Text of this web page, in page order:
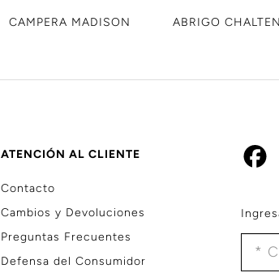
CAMPERA MADISON ABRIGO CHALTEN
ATENCIÓN AL CLIENTE
Contacto
Cambios y Devoluciones
Preguntas Frecuentes
Defensa del Consumidor